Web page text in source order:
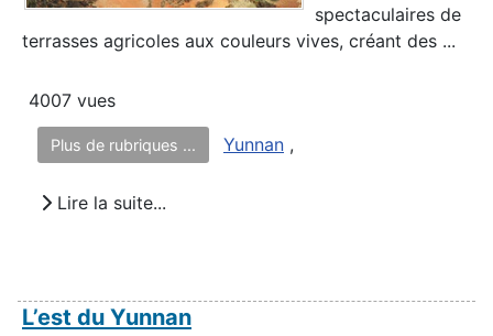
spectaculaires de
terrasses agricoles aux couleurs vives, créant des ...
4007 vues
Plus de rubriques ... Yunnan ,
Lire la suite...
L’est du Yunnan